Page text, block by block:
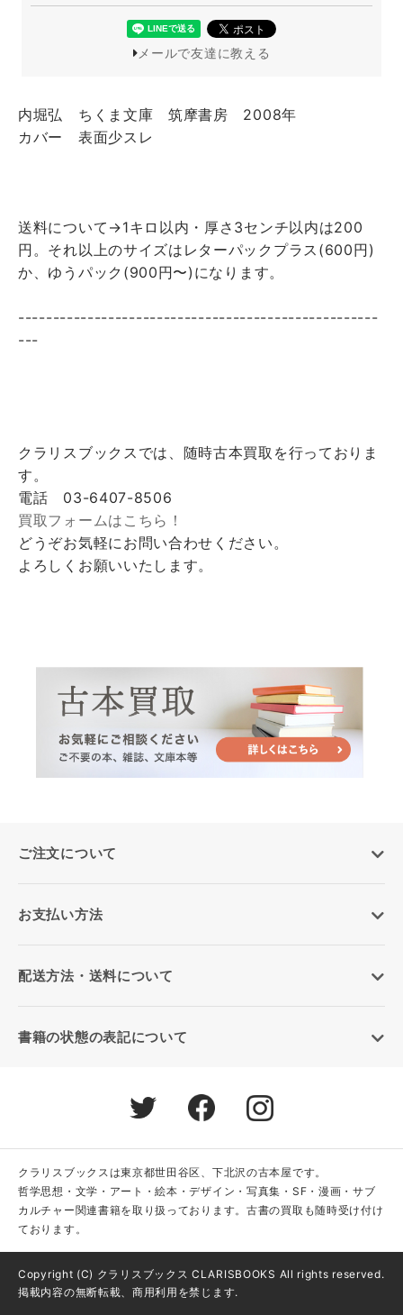
メールで友達に教える
内堀弘 ちくま文庫 筑摩書房 2008年
カバー 表面少スレ
送料について→1キロ以内・厚さ3センチ以内は200
円。それ以上のサイズはレターパックプラス(600円)
か、ゆうパック(900円〜)になります。
----------------------------------------------------
---
クラリスブックスでは、随時古本買取を行っておりま
す。
電話 03-6407-8506
買取フォームはこちら！
どうぞお気軽にお問い合わせください。
よろしくお願いいたします。
ご注文について
お支払い方法
配送方法・送料について
書籍の状態の表記について
クラリスブックスは東京都世田谷区、下北沢の古本屋です。
哲学思想・文学・アート・絵本・デザイン・写真集・SF・漫画・サブ
カルチャー関連書籍を取り扱っております。古書の買取も随時受け付け
ております。
Copyright (C) クラリスブックス CLARISBOOKS All rights reserved.
掲載内容の無断転載、商用利用を禁じます.